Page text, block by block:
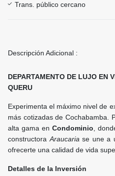
Trans. público cercano
Descripción Adicional :
DEPARTAMENTO DE LUJO EN
QUERU
Experimenta el máximo nivel de
más cotizadas de Cochabamba.
alta gama en Condominio ,
constructora Araucaria se une a
ofrecerte una calidad de vida
Detalles de la Inversión